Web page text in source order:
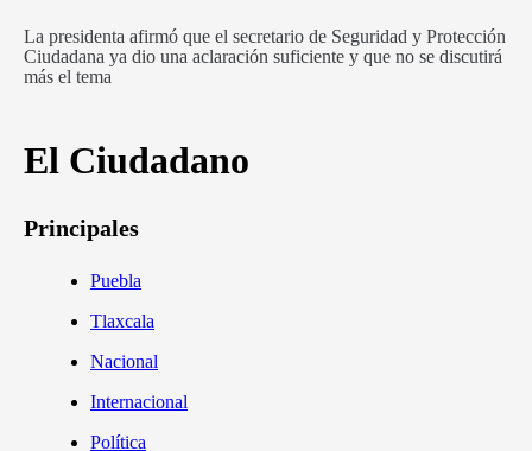
La presidenta afirmó que el secretario de Seguridad y Protección
Ciudadana ya dio una aclaración suficiente y que no se discutirá
más el tema
El Ciudadano
Principales
Puebla
Tlaxcala
Nacional
Internacional
Política